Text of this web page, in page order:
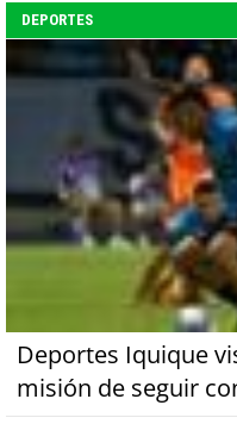
DEPORTES
Deportes Iquique
misión de seguir